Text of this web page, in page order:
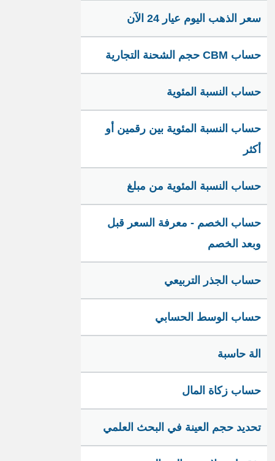
سعر الذهب اليوم عيار 24 الآن
حساب CBM حجم الشحنة التجارية
حساب النسبة المئوية
حساب النسبة المئوية بين رقمين أو
أكثر
حساب النسبة المئوية من مبلغ
حساب الخصم - معرفة السعر قبل
وبعد الخصم
حساب الجذر التربيعي
حساب الوسط الحسابي
الة حاسبة
حساب زكاة المال
تحديد حجم العينة في البحث العلمي